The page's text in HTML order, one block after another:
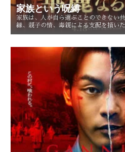
家族という呪縛
家族は、人が自ら選ぶことのできない
縁、親子の情、毒親による支配を描い